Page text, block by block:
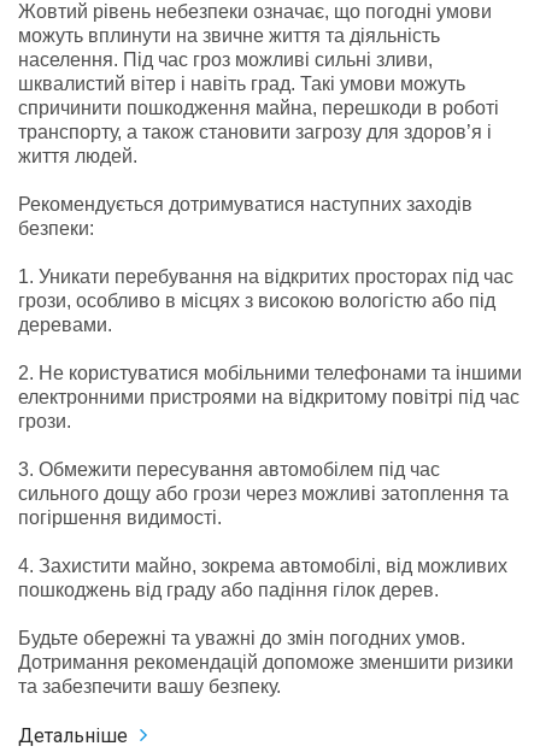
Жовтий рівень небезпеки означає, що погодні умови
можуть вплинути на звичне життя та діяльність
населення. Під час гроз можливі сильні зливи,
шквалистий вітер і навіть град. Такі умови можуть
спричинити пошкодження майна, перешкоди в роботі
транспорту, а також становити загрозу для здоров’я і
життя людей.
Рекомендується дотримуватися наступних заходів
безпеки:
1. Уникати перебування на відкритих просторах під час
грози, особливо в місцях з високою вологістю або під
деревами.
2. Не користуватися мобільними телефонами та іншими
електронними пристроями на відкритому повітрі під час
грози.
3. Обмежити пересування автомобілем під час
сильного дощу або грози через можливі затоплення та
погіршення видимості.
4. Захистити майно, зокрема автомобілі, від можливих
пошкоджень від граду або падіння гілок дерев.
Будьте обережні та уважні до змін погодних умов.
Дотримання рекомендацій допоможе зменшити ризики
та забезпечити вашу безпеку.
Детальніше